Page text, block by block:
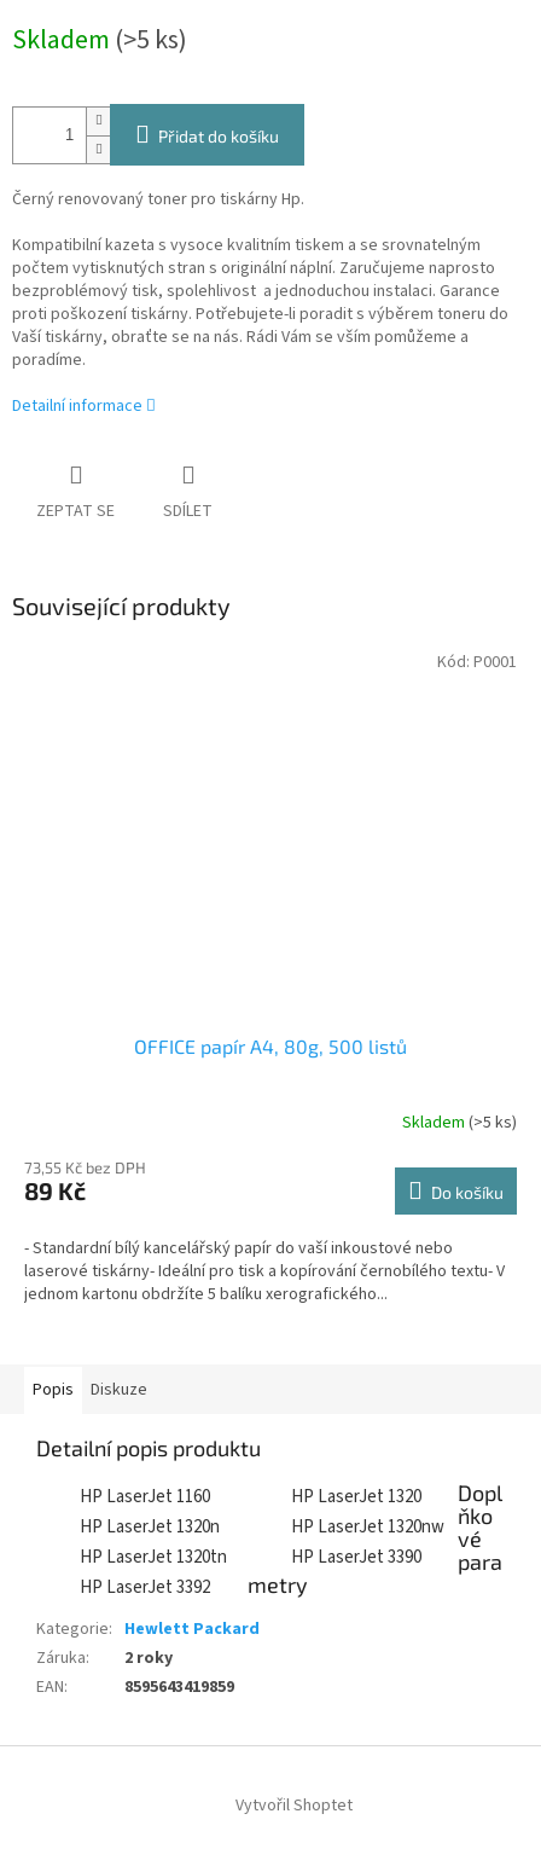
cena:
Skladem (>5 ks)
Přidat do košíku
Černý renovovaný toner pro tiskárny Hp.
Kompatibilní kazeta s vysoce kvalitním tiskem a se srovnatelným
počtem vytisknutých stran s originální náplní. Zaručujeme naprosto
bezproblémový tisk, spolehlivost a jednoduchou instalaci. Garance
proti poškození tiskárny. Potřebujete-li poradit s výběrem toneru do
Vaší tiskárny, obraťte se na nás. Rádi Vám se vším pomůžeme a
poradíme.
Detailní informace
ZEPTAT SE SDÍLET
Související produkty
OFFICE papír A4, 80g, 500 listů
Skladem (>5 ks)
73,55 Kč bez DPH
89 Kč Do košíku
- Standardní bílý kancelářský papír do vaší inkoustové nebo
laserové tiskárny- Ideální pro tisk a kopírování černobílého textu- V
jednom kartonu obdržíte 5 balíku xerografického...
Kód: P0001
Popis Diskuze
Detailní popis produktu
HP LaserJet 1160
HP LaserJet 1320
HP LaserJet 1320n
HP LaserJet 1320nw
HP LaserJet 1320tn
HP LaserJet 3390
HP LaserJet 3392
Dopl
ňko
vé
para
metry
Kategorie: Hewlett Packard
Záruka:
2 roky
EAN: 8595643419859
Vytvořil Shoptet